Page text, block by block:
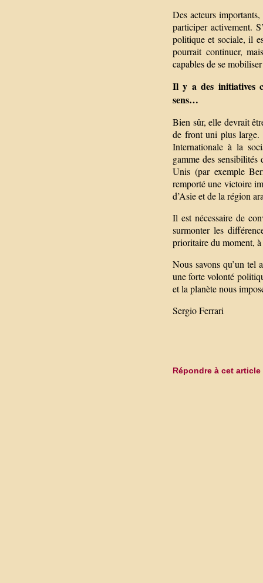
Des acteurs
participer activement.
politique et sociale, il
pourrait continuer,
capables de se
Il y a des initiatives
sens…
Bien sûr, elle devrait
de front uni plus large.
Internationale à la
gamme des
Unis (par exemple
remporté une victoire
d’Asie et de la région
Il est nécessaire de
surmonter les
prioritaire du moment,
Nous savons qu’un tel
une forte volonté
et la planète nous
Sergio Ferrari
Répondre à cet article